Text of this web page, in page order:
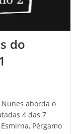
do
aborda o
4 das 7
Pérgamo